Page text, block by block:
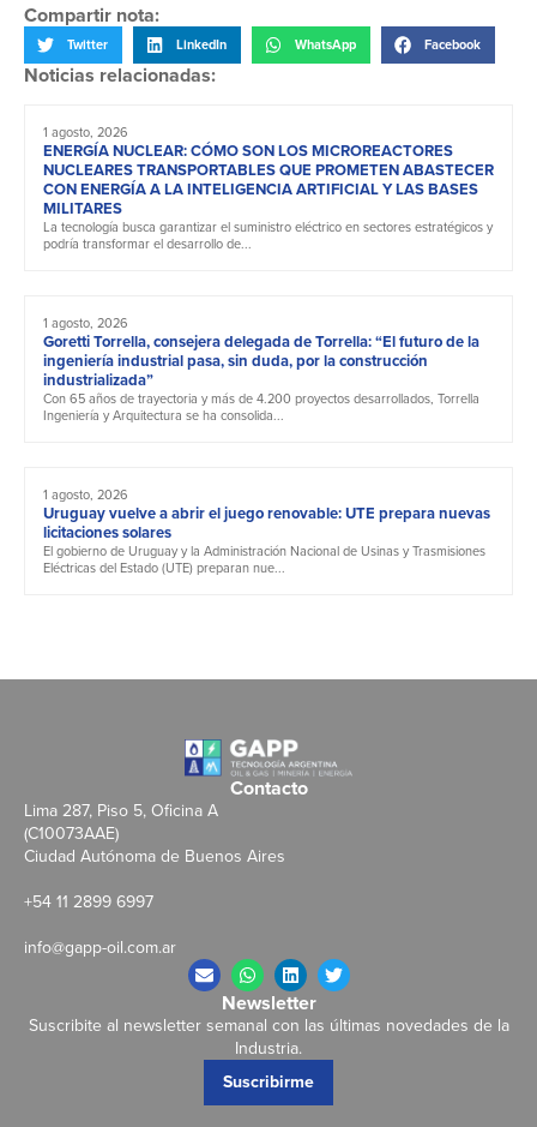
Compartir nota:
Twitter LinkedIn WhatsApp Facebook
Noticias relacionadas:
1 agosto, 2026
ENERGÍA NUCLEAR: CÓMO SON LOS MICROREACTORES
NUCLEARES TRANSPORTABLES QUE PROMETEN ABASTECER
CON ENERGÍA A LA INTELIGENCIA ARTIFICIAL Y LAS BASES
MILITARES
La tecnología busca garantizar el suministro eléctrico en sectores estratégicos y
podría transformar el desarrollo de...
1 agosto, 2026
Goretti Torrella, consejera delegada de Torrella: “El futuro de la
ingeniería industrial pasa, sin duda, por la construcción
industrializada”
Con 65 años de trayectoria y más de 4.200 proyectos desarrollados, Torrella
Ingeniería y Arquitectura se ha consolida...
1 agosto, 2026
Uruguay vuelve a abrir el juego renovable: UTE prepara nuevas
licitaciones solares
El gobierno de Uruguay y la Administración Nacional de Usinas y Trasmisiones
Eléctricas del Estado (UTE) preparan nue...
Contacto
Lima 287, Piso 5, Oficina A
(C10073AAE)
Ciudad Autónoma de Buenos Aires
+54 11 2899 6997
info@gapp-oil.com.ar
Newsletter
Suscribite al newsletter semanal con las últimas novedades de la
Industria.
Suscribirme